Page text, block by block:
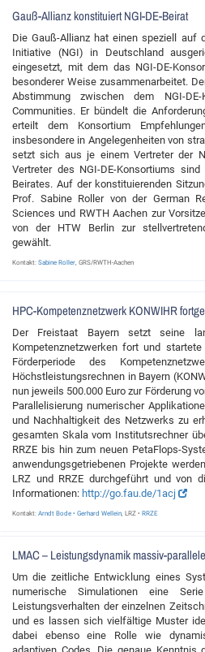
Gauß-Allianz konstituiert NGI-DE-Beirat
Die Gauß-Allianz hat einen speziell auf
Initiative (NGI) in Deutschland
eingesetzt, mit dem das NGI-DE-
besonderer Weise zusammenarbeitet.
Abstimmung zwischen dem NGI-
Communities. Er bündelt die
erteilt dem Konsortium
insbesondere in Angelegenheiten von
setzt sich aus je einem Vertreter der
Vertreter des NGI-DE-Konsortiums
Beirates. Auf der konstituierenden
Prof. Sabine Roller von der German
Sciences und RWTH Aachen zur
von der HTW Berlin zur
gewählt.
Kontakt: Sabine Roller , GRS/RWTH-Aachen
HPC-Kompetenznetzwerk KONWIHR
Der Freistaat Bayern setzt seine
Kompetenznetzwerken fort und
Förderperiode des
Höchstleistungsrechnen in Bayern
nun jeweils 500.000 Euro zur Förderung
Parallelisierung numerischer
und Nachhaltigkeit des Netzwerks zu
gesamten Skala vom Institutsrechner
RRZE bis hin zum neuen PetaFlops-
anwendungsgetriebenen Projekte
LRZ und RRZE durchgeführt und von
Informationen: http://go.fau.de/1acj
Kontakt: Arndt Bode • Gerhard Wellein , LRZ • RRZE
LMAC – Leistungsdynamik massiv-
Um die zeitliche Entwicklung eines
numerische Simulationen eine
Leistungsverhalten der einzelnen
und es lassen sich vielfältige Muster
dabei ebenso eine Rolle wie